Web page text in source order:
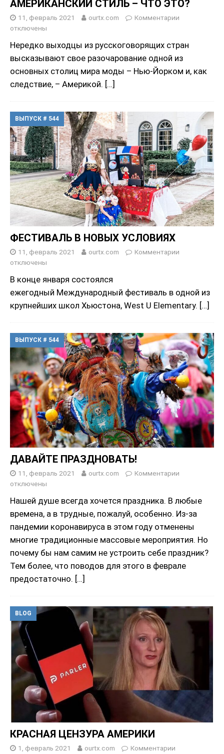
АМЕРИКАНСКИЙ СТИЛЬ – ЧТО ЭТО?
11, февраль 2021 ourtx.com
Комментарии
отключены
Нередко выходцы из русскоговорящих стран
высказывают свое разочарование одной из
основных столиц мира моды – Нью-Йорком и, как
следствие, – Америкой. […]
ВЫПУСК # 544
ФЕСТИВАЛЬ В НОВЫХ УСЛОВИЯХ
11, февраль 2021 ourtx.com
Комментарии
отключены
В конце января состоялся
ежегодный Международный фестиваль в одной из
крупнейших школ Хьюстона, West U Elementary. […]
ВЫПУСК # 544
ДАВАЙТЕ ПРАЗДНОВАТЬ!
11, февраль 2021 ourtx.com
Комментарии
отключены
Нашей душе всегда хочется праздника. В любые
времена, а в трудные, пожалуй, особенно. Из-за
пандемии коронавируса в этом году отменены
многие традиционные массовые мероприятия. Но
почему бы нам самим не устроить себе праздник?
Тем более, что поводов для этого в феврале
предостаточно. […]
BLOG
КРАСНАЯ ЦЕНЗУРА АМЕРИКИ
1, февраль 2021 ourtx.com
Комментарии